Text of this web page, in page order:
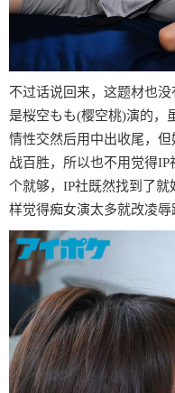
不过话说回来，这题材也
是桜空もも(樱空桃)演的，
情性交然后用中出收尾，
战百胜，所以也不用觉得
个就够，IP社既然找到了
样觉得痴女演太多就改凌